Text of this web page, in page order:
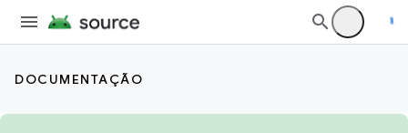
DOCUMENTAÇÃO